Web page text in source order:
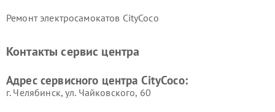
Ремонт электросамокатов CityCoco
Контакты сервис центра
Адрес сервисного центра CityCoco:
г. Челябинск, ул. Чайковского, 60